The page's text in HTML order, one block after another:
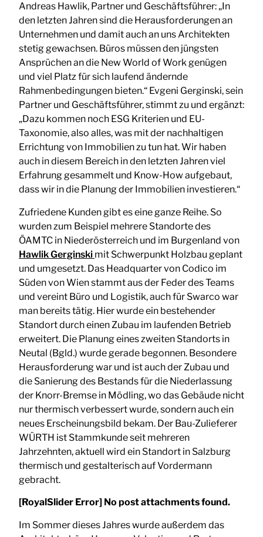
Andreas Hawlik, Partner und Geschäftsführer: „In
den letzten Jahren sind die Herausforderungen an
Unternehmen und damit auch an uns Architekten
stetig gewachsen. Büros müssen den jüngsten
Ansprüchen an die New World of Work genügen
und viel Platz für sich laufend ändernde
Rahmenbedingungen bieten.“ Evgeni Gerginski, sein
Partner und Geschäftsführer, stimmt zu und ergänzt:
„Dazu kommen noch ESG Kriterien und EU-
Taxonomie, also alles, was mit der nachhaltigen
Errichtung von Immobilien zu tun hat. Wir haben
auch in diesem Bereich in den letzten Jahren viel
Erfahrung gesammelt und Know-How aufgebaut,
dass wir in die Planung der Immobilien investieren.“
Zufriedene Kunden gibt es eine ganze Reihe. So
wurden zum Beispiel mehrere Standorte des
ÖAMTC in Niederösterreich und im Burgenland von
Hawlik Gerginski mit Schwerpunkt Holzbau geplant
und umgesetzt. Das Headquarter von Codico im
Süden von Wien stammt aus der Feder des Teams
und vereint Büro und Logistik, auch für Swarco war
man bereits tätig. Hier wurde ein bestehender
Standort durch einen Zubau im laufenden Betrieb
erweitert. Die Planung eines zweiten Standorts in
Neutal (Bgld.) wurde gerade begonnen. Besondere
Herausforderung war und ist auch der Zubau und
die Sanierung des Bestands für die Niederlassung
der Knorr-Bremse in Mödling, wo das Gebäude nicht
nur thermisch verbessert wurde, sondern auch ein
neues Erscheinungsbild bekam. Der Bau-Zulieferer
WÜRTH ist Stammkunde seit mehreren
Jahrzehnten, aktuell wird ein Standort in Salzburg
thermisch und gestalterisch auf Vordermann
gebracht.
[RoyalSlider Error] No post attachments found.
Im Sommer dieses Jahres wurde außerdem das